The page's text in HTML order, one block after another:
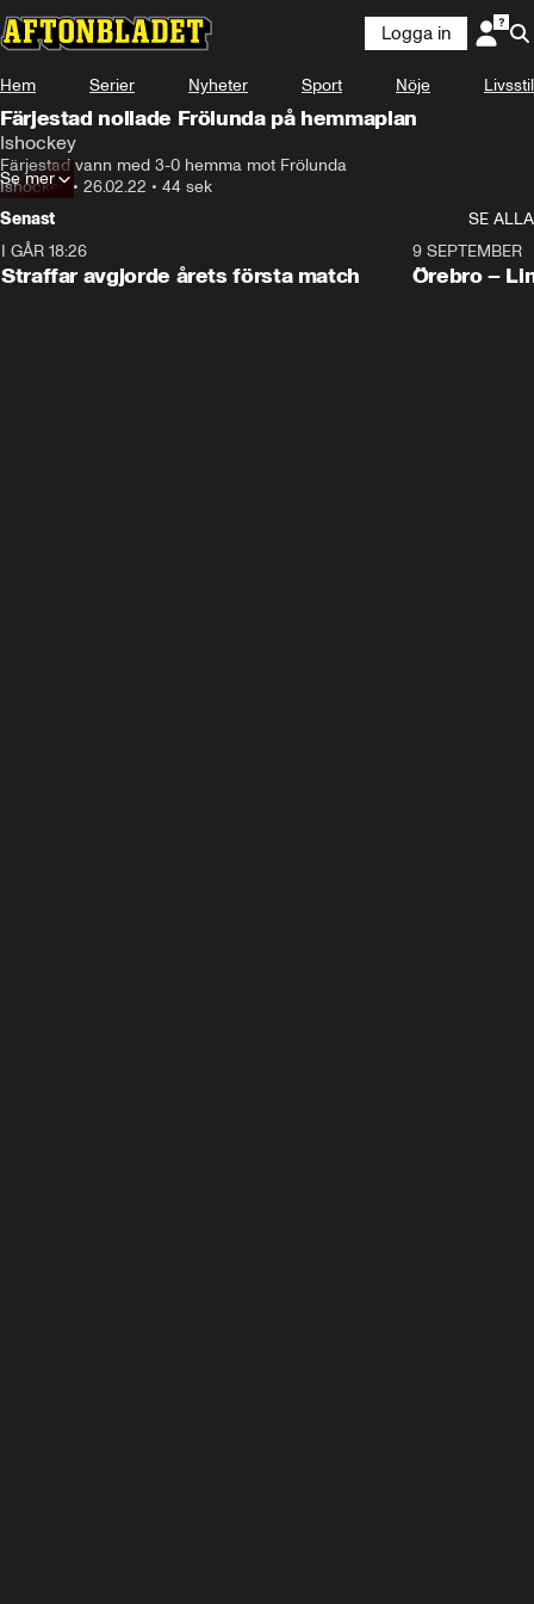
Logga in
Hem Serier Nyheter Sport Nöje Livsstil
Färjestad nollade Frölunda på hemmaplan
Ishockey
Färjestad vann med 3-0 hemma mot Frölunda
Ishockey• 26.02.22 • 44 sek
Se mer
Senast
SE ALLA
I GÅR 18:26
Straffar avgjorde årets första match
Plus
9 SEPTEMBER
Örebro –